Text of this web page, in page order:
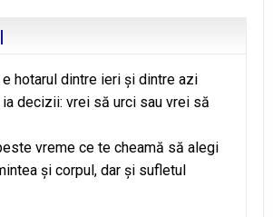
e hotarul dintre ieri şi dintre azi
ia decizii: vrei să urci sau vrei să
vreme ce te cheamă să alegi
şi corpul, dar şi sufletul